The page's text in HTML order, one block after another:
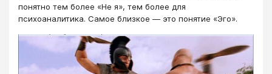
понятно тем более «Не я», тем более для
психоаналитика. Самое близкое — это понятие «Эго».